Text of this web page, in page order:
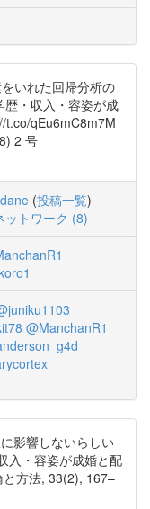
いれた回帰分析の
・収入・容姿が成
t.co/qEu6mC8m7M
2 号
(投稿一覧)
ットワーク (8)
@ManchanR1
影響しないらしい
入・容姿が成婚と配
方法, 33(2), 167–